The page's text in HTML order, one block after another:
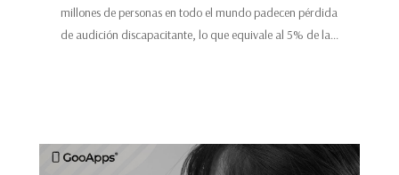
millones de personas en todo el mundo padecen pérdida
de audición discapacitante, lo que equivale al 5% de la...